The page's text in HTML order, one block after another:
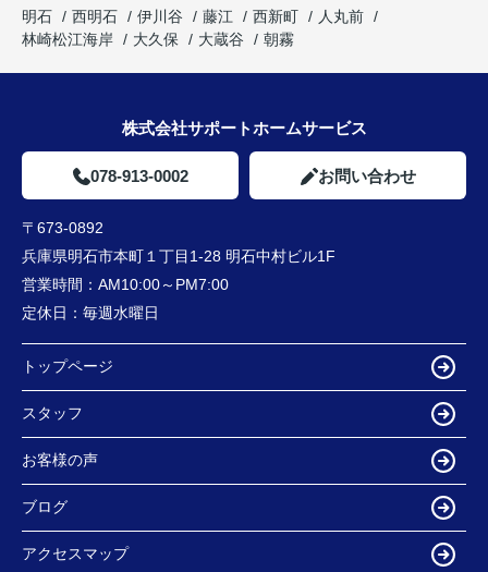
明石
西明石 伊川谷 藤江 西新町
人丸前
林崎松江海岸
大久保 大蔵谷 朝霧
株式会社サポートホームサービス
078-913-0002 お問い合わせ
〒673-0892
兵庫県明石市本町１丁目1-28 明石中村ビル1F
営業時間： AM10:00～PM7:00
定休日： 毎週水曜日
トップページ
スタッフ
お客様の声
ブログ
アクセスマップ